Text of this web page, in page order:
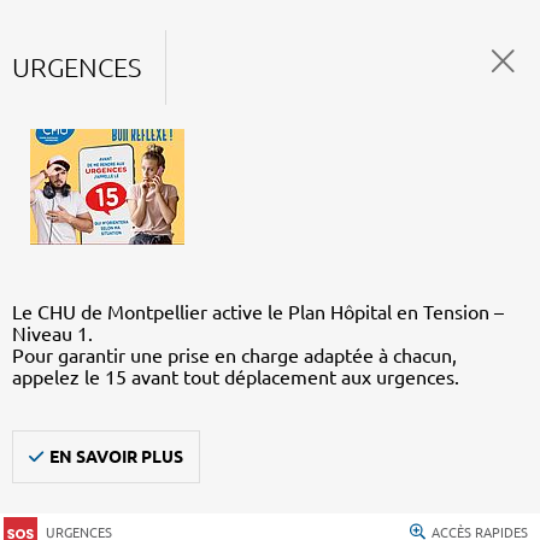
URGENCES
Le CHU de Montpellier active le Plan Hôpital en Tension –
Niveau 1.
Pour garantir une prise en charge adaptée à chacun,
appelez le 15 avant tout déplacement aux urgences.
EN SAVOIR PLUS
URGENCES ACCÈS RAPIDES